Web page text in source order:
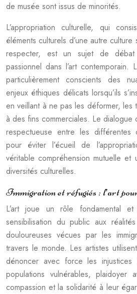
de musée sont issus de minorités.
L’appropriation culturelle, qui
éléments culturels d’une autre
respecter, est un sujet de
passionnel dans l’art contemporain.
particulièrement conscients des
enjeux éthiques délicats lorsqu’ils
en veillant à ne pas les déformer, les
à des fins commerciales. Le dialogue
respectueuse entre les différentes
pour éviter l’écueil de
véritable compréhension mutuelle
diversités culturelles.
Immigration et réfugiés : l’art
L’art joue un rôle fondamental
sensibilisation du public aux
douloureuses vécues par les
travers le monde. Les artistes
dénoncer avec force les injustices
populations vulnérables, plaidoyer
compassion et la solidarité à leur